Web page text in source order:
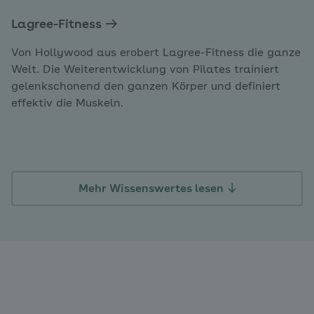
Lagree-Fitness
Von Hollywood aus erobert Lagree-Fitness die ganze
Welt. Die Weiterentwicklung von Pilates trainiert
gelenkschonend den ganzen Körper und definiert
effektiv die Muskeln.
Mehr Wissenswertes lesen